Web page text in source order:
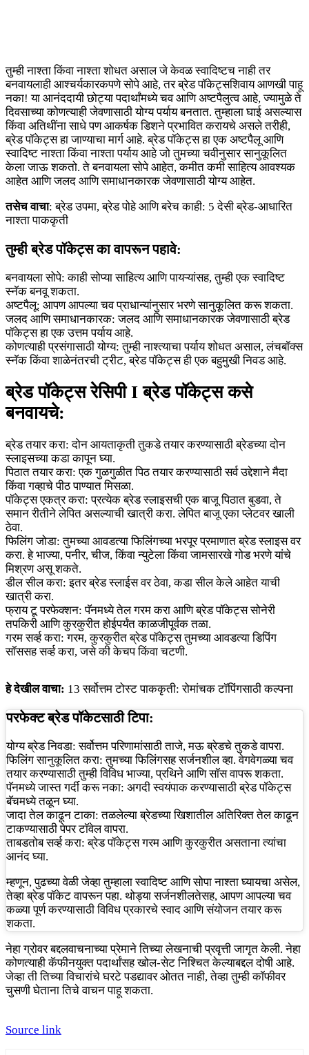
तुम्ही नाश्ता किंवा नाश्ता शोधत असाल जे केवळ स्वादिष्टच नाही तर
बनवायलाही आश्चर्यकारकपणे सोपे आहे, तर ब्रेड पॉकेट्सशिवाय आणखी पाहू
नका! या आनंददायी छोट्या पदार्थांमध्ये चव आणि अष्टपैलुत्व आहे, ज्यामुळे ते
दिवसाच्या कोणत्याही जेवणासाठी योग्य पर्याय बनतात. तुम्हाला घाई असल्यास
किंवा अतिथींना साधे पण आकर्षक डिशने प्रभावित करायचे असले तरीही,
ब्रेड पॉकेट्स हा जाण्याचा मार्ग आहे. ब्रेड पॉकेट्स हा एक अष्टपैलू आणि
स्वादिष्ट नाश्ता किंवा नाश्ता पर्याय आहे जो तुमच्या चवीनुसार सानुकूलित
केला जाऊ शकतो. ते बनवायला सोपे आहेत, कमीत कमी साहित्य आवश्यक
आहेत आणि जलद आणि समाधानकारक जेवणासाठी योग्य आहेत.
तसेच वाचा: ब्रेड उपमा, ब्रेड पोहे आणि बरेच काही: 5 देसी ब्रेड-आधारित
नाश्ता पाककृती
तुम्ही ब्रेड पॉकेट्स का वापरून पहावे:
बनवायला सोपे: काही सोप्या साहित्य आणि पायऱ्यांसह, तुम्ही एक स्वादिष्ट
स्नॅक बनवू शकता.
अष्टपैलू: आपण आपल्या चव प्राधान्यांनुसार भरणे सानुकूलित करू शकता.
जलद आणि समाधानकारक: जलद आणि समाधानकारक जेवणासाठी ब्रेड
पॉकेट्स हा एक उत्तम पर्याय आहे.
कोणत्याही प्रसंगासाठी योग्य: तुम्ही नाश्त्याचा पर्याय शोधत असाल, लंचबॉक्स
स्नॅक किंवा शाळेनंतरची ट्रीट, ब्रेड पॉकेट्स ही एक बहुमुखी निवड आहे.
ब्रेड पॉकेट्स रेसिपी I ब्रेड पॉकेट्स कसे
बनवायचे:
ब्रेड तयार करा: दोन आयताकृती तुकडे तयार करण्यासाठी ब्रेडच्या दोन
स्लाइसच्या कडा कापून घ्या.
पिठात तयार करा: एक गुळगुळीत पिठ तयार करण्यासाठी सर्व उद्देशाने मैदा
किंवा गव्हाचे पीठ पाण्यात मिसळा.
पॉकेट्स एकत्र करा: प्रत्येक ब्रेड स्लाइसची एक बाजू पिठात बुडवा, ते
समान रीतीने लेपित असल्याची खात्री करा. लेपित बाजू एका प्लेटवर खाली
ठेवा.
फिलिंग जोडा: तुमच्या आवडत्या फिलिंगच्या भरपूर प्रमाणात ब्रेड स्लाइस वर
करा. हे भाज्या, पनीर, चीज, किंवा न्युटेला किंवा जामसारखे गोड भरणे यांचे
मिश्रण असू शकते.
डील सील करा: इतर ब्रेड स्लाईस वर ठेवा, कडा सील केले आहेत याची
खात्री करा.
फ्राय टू परफेक्शन: पॅनमध्ये तेल गरम करा आणि ब्रेड पॉकेट्स सोनेरी
तपकिरी आणि कुरकुरीत होईपर्यंत काळजीपूर्वक तळा.
गरम सर्व्ह करा: गरम, कुरकुरीत ब्रेड पॉकेट्स तुमच्या आवडत्या डिपिंग
सॉससह सर्व्ह करा, जसे की केचप किंवा चटणी.
हे देखील वाचा: 13 सर्वोत्तम टोस्ट पाककृती: रोमांचक टॉपिंगसाठी कल्पना
परफेक्ट ब्रेड पॉकेटसाठी टिपा:
योग्य ब्रेड निवडा: सर्वोत्तम परिणामांसाठी ताजे, मऊ ब्रेडचे तुकडे वापरा.
फिलिंग सानुकूलित करा: तुमच्या फिलिंगसह सर्जनशील व्हा. वेगवेगळ्या चव
तयार करण्यासाठी तुम्ही विविध भाज्या, प्रथिने आणि सॉस वापरू शकता.
पॅनमध्ये जास्त गर्दी करू नका: अगदी स्वयंपाक करण्यासाठी ब्रेड पॉकेट्स
बॅचमध्ये तळून घ्या.
जादा तेल काढून टाका: तळलेल्या ब्रेडच्या खिशातील अतिरिक्त तेल काढून
टाकण्यासाठी पेपर टॉवेल वापरा.
ताबडतोब सर्व्ह करा: ब्रेड पॉकेट्स गरम आणि कुरकुरीत असताना त्यांचा
आनंद घ्या.
म्हणून, पुढच्या वेळी जेव्हा तुम्हाला स्वादिष्ट आणि सोपा नाश्ता घ्यायचा असेल,
तेव्हा ब्रेड पॉकेट वापरून पहा. थोड्या सर्जनशीलतेसह, आपण आपल्या चव
कळ्या पूर्ण करण्यासाठी विविध प्रकारचे स्वाद आणि संयोजन तयार करू
शकता.
नेहा ग्रोवर बद्दलवाचनाच्या प्रेमाने तिच्या लेखनाची प्रवृत्ती जागृत केली. नेहा
कोणत्याही कॅफीनयुक्त पदार्थांसह खोल-सेट निश्चित केल्याबद्दल दोषी आहे.
जेव्हा ती तिच्या विचारांचे घरटे पडद्यावर ओतत नाही, तेव्हा तुम्ही कॉफीवर
चुसणी घेताना तिचे वाचन पाहू शकता.
Source link